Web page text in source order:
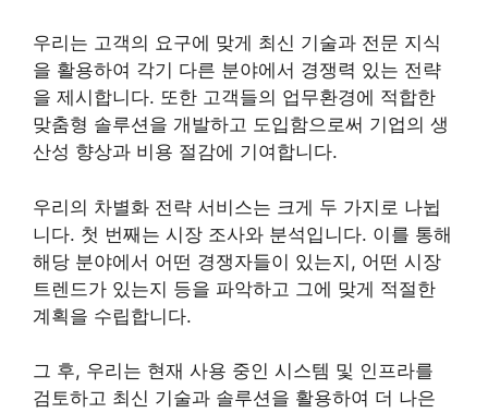
우리는 고객의 요구에 맞게 최신 기술과 전문 지식
을 활용하여 각기 다른 분야에서 경쟁력 있는 전략
을 제시합니다. 또한 고객들의 업무환경에 적합한
맞춤형 솔루션을 개발하고 도입함으로써 기업의 생
산성 향상과 비용 절감에 기여합니다.
우리의 차별화 전략 서비스는 크게 두 가지로 나뉩
니다. 첫 번째는 시장 조사와 분석입니다. 이를 통해
해당 분야에서 어떤 경쟁자들이 있는지, 어떤 시장
트렌드가 있는지 등을 파악하고 그에 맞게 적절한
계획을 수립합니다.
그 후, 우리는 현재 사용 중인 시스템 및 인프라를
검토하고 최신 기술과 솔루션을 활용하여 더 나은